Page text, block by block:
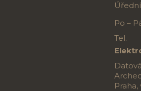
Po –
Tel.
Praha,